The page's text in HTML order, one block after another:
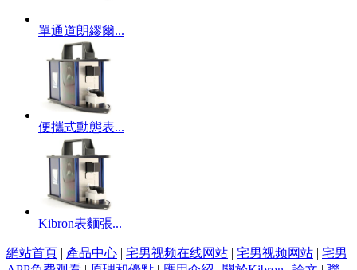
單通道朗繆爾...
便攜式動態表...
Kibron表麵張...
網站首頁 | 產品中心 | 宅男视频在线网站 | 宅男视频网站 | 宅男